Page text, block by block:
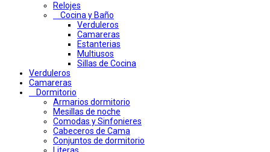
Relojes
Cocina y Baño
Verduleros
Camareras
Estanterias
Multiusos
Sillas de Cocina
Verduleros
Camareras
Dormitorio
Armarios dormitorio
Mesillas de noche
Comodas y Sinfonieres
Cabeceros de Cama
Conjuntos de dormitorio